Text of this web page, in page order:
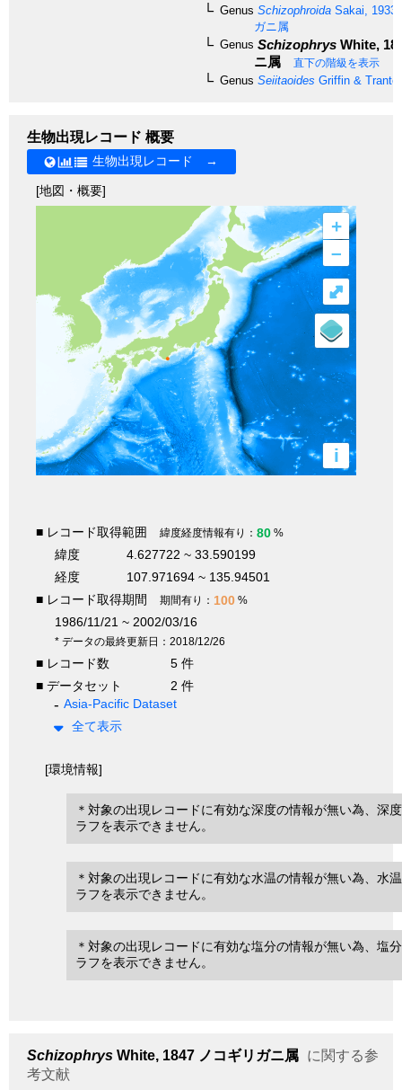
Genus Schizophroida Sakai, 1933
ガニ属
Genus Schizophrys White,
ニ属
直下の階級を表示
Genus Seiitaoides Griffin &
生物出現レコード 概要
生物出現レコード →
[地図・概要]
+
–
i
⤢
■ レコード取得範囲 緯度経度情報有り： 80 %
緯度
4.627722 ~ 33.590199
経度
107.971694 ~ 135.94501
■ レコード取得期間
期間有り： 100 %
1986/11/21 ~ 2002/03/16
* データの最終更新日：2018/12/26
■ レコード数
5 件
■ データセット
2 件
Asia-Pacific Dataset
全て表示
[環境情報]
＊対象の出現レコードに有効な深度の情報が無い為、深
ラフを表示できません。
＊対象の出現レコードに有効な水温の情報が無い為、水
ラフを表示できません。
＊対象の出現レコードに有効な塩分の情報が無い為、塩
ラフを表示できません。
Schizophrys White, 1847 ノコギリガニ属 に関する参
考文献